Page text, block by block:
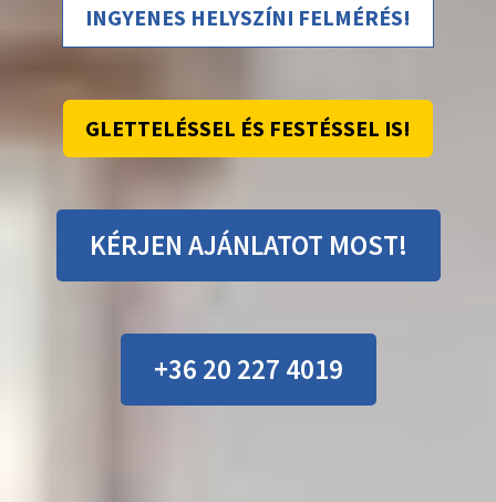
INGYENES HELYSZÍNI FELMÉRÉS!
GLETTELÉSSEL ÉS FESTÉSSEL IS!
KÉRJEN AJÁNLATOT MOST!
+36 20 227 4019